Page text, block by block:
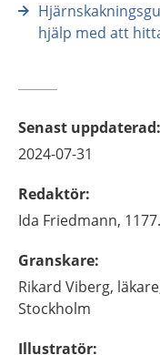
hjälp med att
Senast uppdaterad:
2024-07-31
Redaktör:
Ida Friedmann,
Granskare:
Rikard Viberg,
Stockholm
Illustratör: